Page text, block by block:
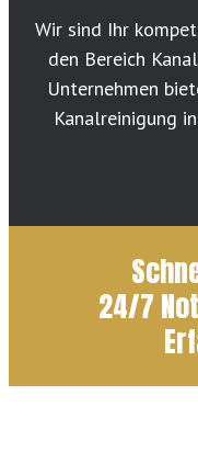
Wir sind Ihr
den Bereich
Unternehmen
Kanalreinigung
24/7